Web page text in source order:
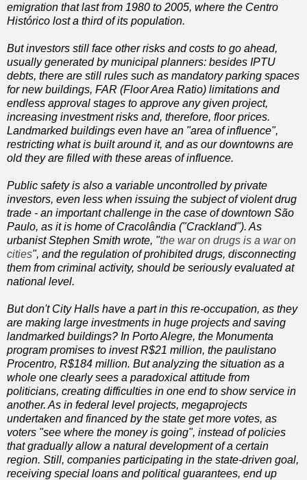
emigration that last from 1980 to 2005, where the Centro
Histórico lost a third of its population.
But investors still face other risks and costs to go ahead,
usually generated by municipal planners: besides IPTU
debts, there are still rules such as mandatory parking spaces
for new buildings, FAR (Floor Area Ratio) limitations and
endless approval stages to approve any given project,
increasing investment risks and, therefore, floor prices.
Landmarked buildings even have an "area of influence",
restricting what is built around it, and as our downtowns are
old they are filled with these areas of influence.
Public safety is also a variable uncontrolled by private
investors, even less when issuing the subject of violent drug
trade - an important challenge in the case of downtown São
Paulo, as it is home of Cracolândia ("Crackland"). As
urbanist Stephen Smith wrote, "the war on drugs is a war on
cities", and the regulation of prohibited drugs, disconnecting
them from criminal activity, should be seriously evaluated at
national level.
But don't City Halls have a part in this re-occupation, as they
are making large investments in huge projects and saving
landmarked buildings? In Porto Alegre, the Monumenta
program promises to invest R$21 million, the paulistano
Procentro, R$184 million. But analyzing the situation as a
whole one clearly sees a paradoxical attitude from
politicians, creating difficulties in one end to show service in
another. As in federal level projects, megaprojects
undertaken and financed by the state get more votes, as
voters "see where the money is going", instead of policies
that gradually allow a natural development of a certain
region. Still, companies participating in the state-driven goal,
receiving special loans and political guarantees, end up